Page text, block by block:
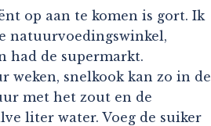
op aan te komen is gort. Ik
natuurvoedingswinkel,
had de supermarkt.
weken, snelkook kan zo in de
met het zout en de
liter water. Voeg de suiker